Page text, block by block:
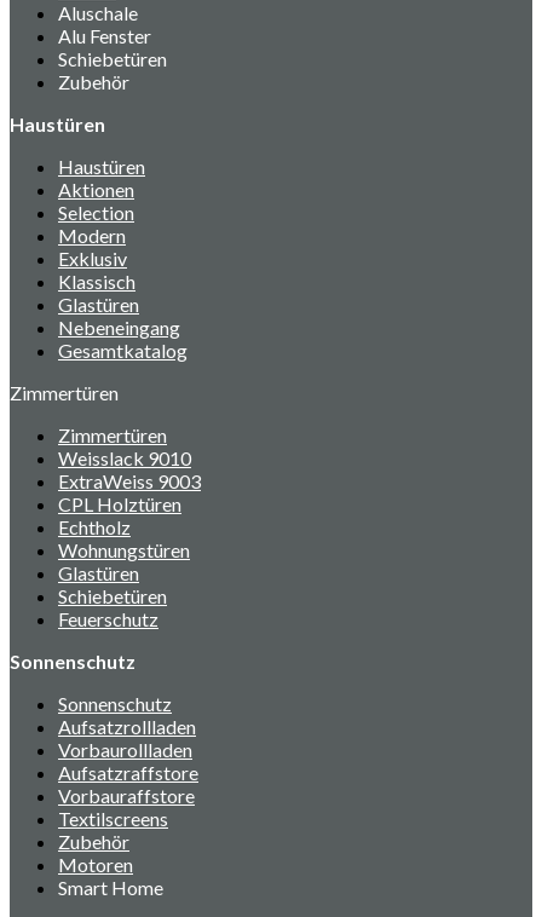
Aluschale
Alu Fenster
Schiebetüren
Zubehör
Haustüren
Haustüren
Aktionen
Selection
Modern
Exklusiv
Klassisch
Glastüren
Nebeneingang
Gesamtkatalog
Zimmertüren
Zimmertüren
Weisslack 9010
ExtraWeiss 9003
CPL Holztüren
Echtholz
Wohnungstüren
Glastüren
Schiebetüren
Feuerschutz
Sonnenschutz
Sonnenschutz
Aufsatzrollladen
Vorbaurollladen
Aufsatzraffstore
Vorbauraffstore
Textilscreens
Zubehör
Motoren
Smart Home